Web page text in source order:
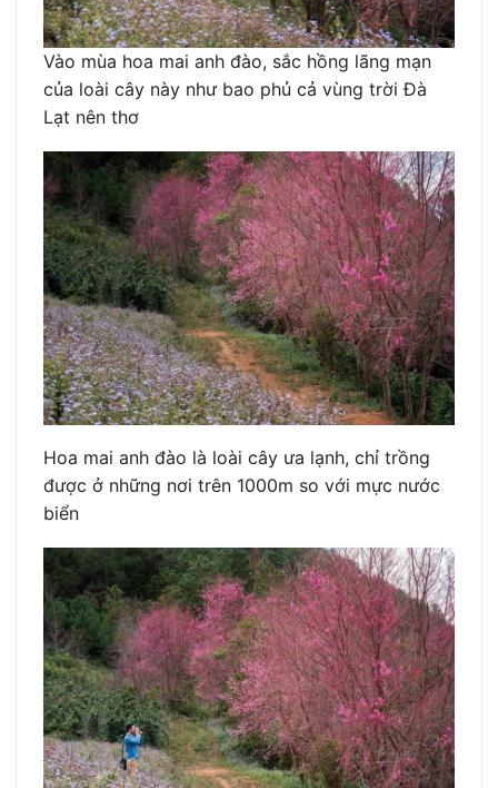
Vào mùa hoa mai anh đào, sắc hồng lãng mạn
của loài cây này như bao phủ cả vùng trời Đà
Lạt nên thơ
Hoa mai anh đào là loài cây ưa lạnh, chỉ trồng
được ở những nơi trên 1000m so với mực nước
biển